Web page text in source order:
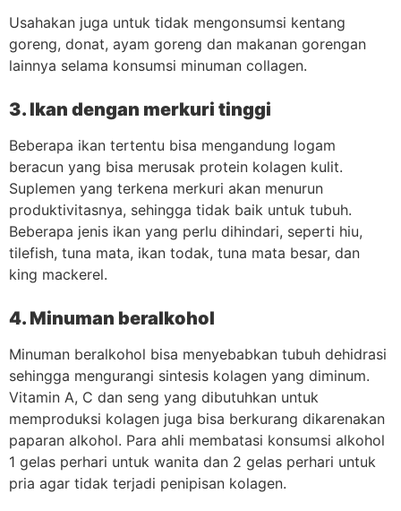
Usahakan juga untuk tidak mengonsumsi kentang
goreng, donat, ayam goreng dan makanan gorengan
lainnya selama konsumsi minuman collagen.
3. Ikan dengan merkuri tinggi
Beberapa ikan tertentu bisa mengandung logam
beracun yang bisa merusak protein kolagen kulit.
Suplemen yang terkena merkuri akan menurun
produktivitasnya, sehingga tidak baik untuk tubuh.
Beberapa jenis ikan yang perlu dihindari, seperti hiu,
tilefish, tuna mata, ikan todak, tuna mata besar, dan
king mackerel.
4. Minuman beralkohol
Minuman beralkohol bisa menyebabkan tubuh dehidrasi
sehingga mengurangi sintesis kolagen yang diminum.
Vitamin A, C dan seng yang dibutuhkan untuk
memproduksi kolagen juga bisa berkurang dikarenakan
paparan alkohol. Para ahli membatasi konsumsi alkohol
1 gelas perhari untuk wanita dan 2 gelas perhari untuk
pria agar tidak terjadi penipisan kolagen.